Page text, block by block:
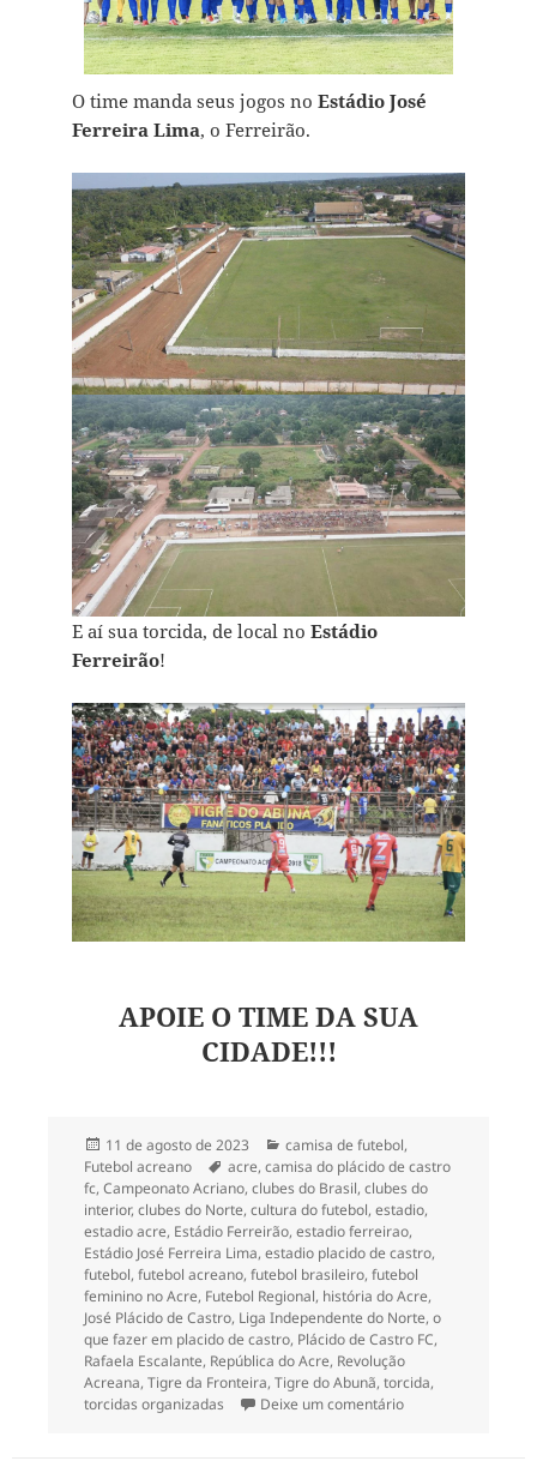
O time manda seus jogos no Estádio José
Ferreira Lima, o Ferreirão.
E aí sua torcida, de local no Estádio
Ferreirão!
APOIE O TIME DA SUA
CIDADE!!!
Publicado
em
11 de agosto de 2023 Categorias
camisa de futebol,
Futebol acreano
Tags
acre, camisa do plácido de castro
fc, Campeonato Acriano, clubes do Brasil, clubes do
interior, clubes do Norte, cultura do futebol, estadio,
estadio acre, Estádio Ferreirão, estadio ferreirao,
Estádio José Ferreira Lima, estadio placido de castro,
futebol, futebol acreano, futebol brasileiro, futebol
feminino no Acre, Futebol Regional, história do Acre,
José Plácido de Castro, Liga Independente do Norte, o
que fazer em placido de castro, Plácido de Castro FC,
Rafaela Escalante, República do Acre, Revolução
Acreana, Tigre da Fronteira, Tigre do Abunã, torcida,
torcidas organizadas
Deixe um comentárioem 202- Camisa do